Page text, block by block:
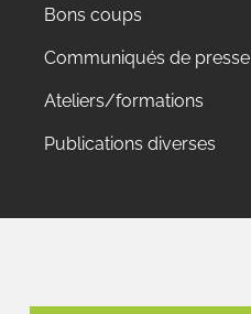
Bons coups
Communiqués de presse
Ateliers/formations
Publications diverses